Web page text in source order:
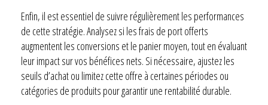
Enfin, il est essentiel de suivre régulièrement les performances
de cette stratégie. Analysez si les frais de port offerts
augmentent les conversions et le panier moyen, tout en évaluant
leur impact sur vos bénéfices nets. Si nécessaire, ajustez les
seuils d’achat ou limitez cette offre à certaines périodes ou
catégories de produits pour garantir une rentabilité durable.